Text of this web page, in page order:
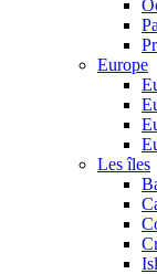
Europe
Les îles